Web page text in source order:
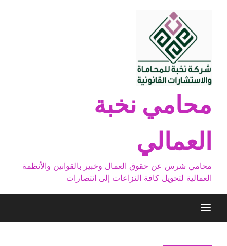
محامي نخبة
العمالي
محامي شرس عن حقوق العمال وخبير بالقوانين والأنظمة
العمالية لتحويل كافة النزاعات إلى انتصارات